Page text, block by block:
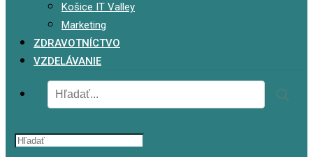
Košice IT Valley
Marketing
ZDRAVOTNÍCTVO
VZDELÁVANIE